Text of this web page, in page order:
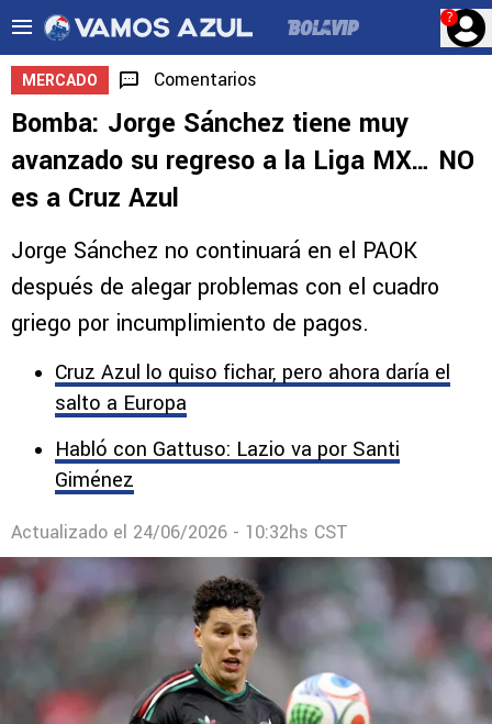
?
MERCADO Comentarios
Bomba: Jorge Sánchez tiene muy
avanzado su regreso a la Liga MX… NO
es a Cruz Azul
Jorge Sánchez no continuará en el PAOK
después de alegar problemas con el cuadro
griego por incumplimiento de pagos.
Cruz Azul lo quiso fichar, pero ahora daría el
salto a Europa
Habló con Gattuso: Lazio va por Santi
Giménez
Actualizado el 24/06/2026 - 10:32hs CST